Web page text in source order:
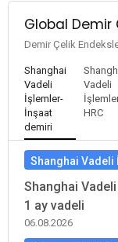
Global Demir
Demir Çelik
Shanghai
Vadeli
İşlemler-
İnşaat
demiri
Vadeli
HRC
Shanghai Vadeli
Shanghai
1 ay vadeli
06.08.2026